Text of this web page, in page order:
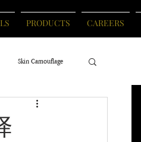
PRODUCTS CAREERS
Skin Camouflage